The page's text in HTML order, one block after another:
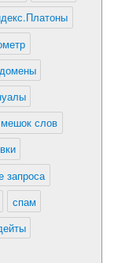
домены
мешок слов
запроса
спам